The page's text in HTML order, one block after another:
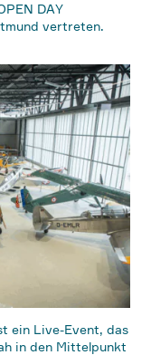
DAY
vertreten.
ein Live-Event, das
in den Mittelpunkt